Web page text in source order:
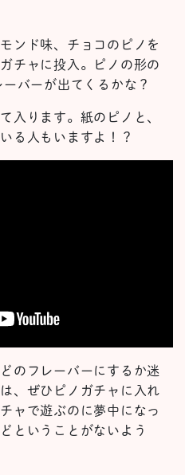
ンド味、チョコのピノを
チャに投入。ピノの形の
バーが出てくるかな？
入ります。紙のピノと、
る人もいますよ！？
のフレーバーにするか迷
、ぜひピノガチャに入れ
ャで遊ぶのに夢中になっ
ということがないよう